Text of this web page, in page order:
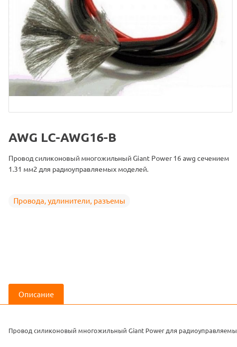
AWG LC-AWG16-B
Провод силиконовый многожильный Giant Power 16 awg сечением
1.31 мм2 для радиоуправляемых моделей.
Провода, удлинители, разъемы
Описание
Провод силиконовый многожильный Giant Power для